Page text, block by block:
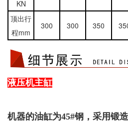
KN
顶出行
程mm
300 300 350
液压机主缸
机器的油缸为45#钢，采用锻